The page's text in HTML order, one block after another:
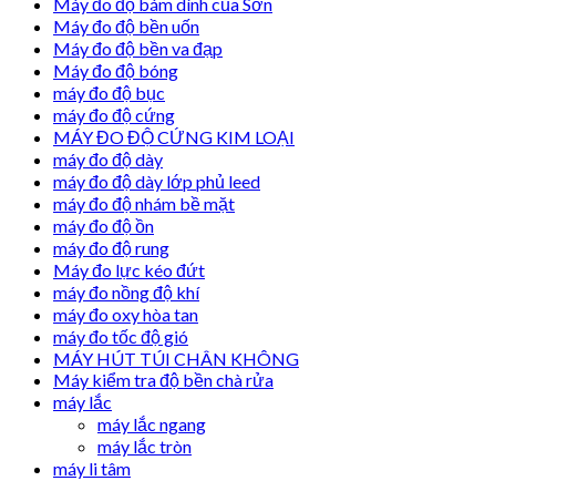
Máy đo độ bám dính của Sơn
Máy đo độ bền uốn
Máy đo độ bền va đạp
Máy đo độ bóng
máy đo độ bục
máy đo độ cứng
MÁY ĐO ĐỘ CỨNG KIM LOẠI
máy đo độ dày
máy đo độ dày lớp phủ leed
máy đo độ nhám bề mặt
máy đo độ ồn
máy đo độ rung
Máy đo lực kéo đứt
máy đo nồng độ khí
máy đo oxy hòa tan
máy đo tốc độ gió
MÁY HÚT TÚI CHÂN KHÔNG
Máy kiểm tra độ bền chà rửa
máy lắc
máy lắc ngang
máy lắc tròn
máy li tâm